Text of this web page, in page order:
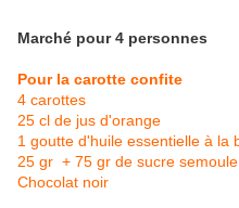
Marché pour 4 personnes
Pour la carotte confite
4 carottes
25 cl de jus d'orange
1 goutte d'huile essentielle à la
25 gr + 75 gr de sucre semoule
Chocolat noir